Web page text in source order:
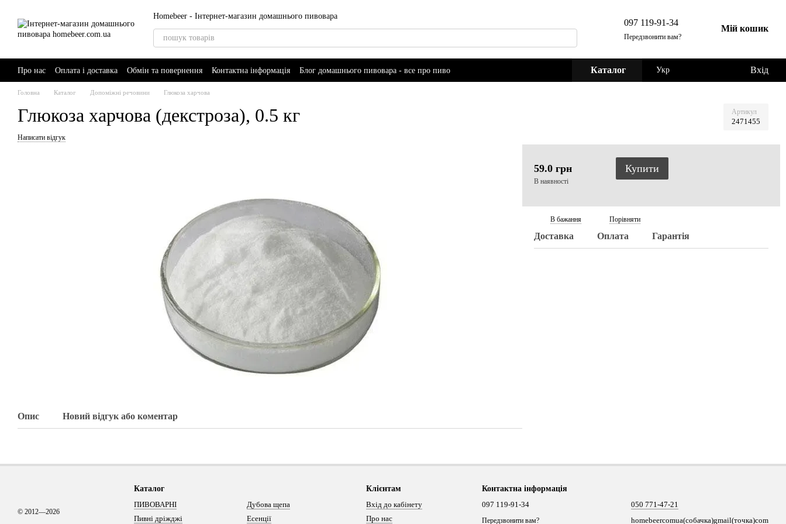
Homebeer - Інтернет-магазин домашнього пивовара
097 119-91-34
Передзвонити вам?
Мій кошик
Про нас Оплата і доставка Обмін та повернення Контактна інформація
Блог домашнього пивовара - все про пиво
AI-Brewer - розумний помічник пивовара
Каталог Укр Вхід
Головна Каталог Допоміжні речовини Глюкоза харчова
Глюкоза харчова (декстроза), 0.5 кг Артикул
2471455
Написати відгук
Опис Новий відгук або коментар
59.0 грн
В наявності
Купити
В бажання Порівняти
Доставка Оплата Гарантія
© 2012—2026
Каталог
ПИВОВАРНІ
Пивні дріжджі
Дубова щепа
Есенції
Клієнтам
Вхід до кабінету
Про нас
Контактна інформація
097 119-91-34
Передзвонити вам?
050 771-47-21
homebeercomua(собачка)gmail(точка)com